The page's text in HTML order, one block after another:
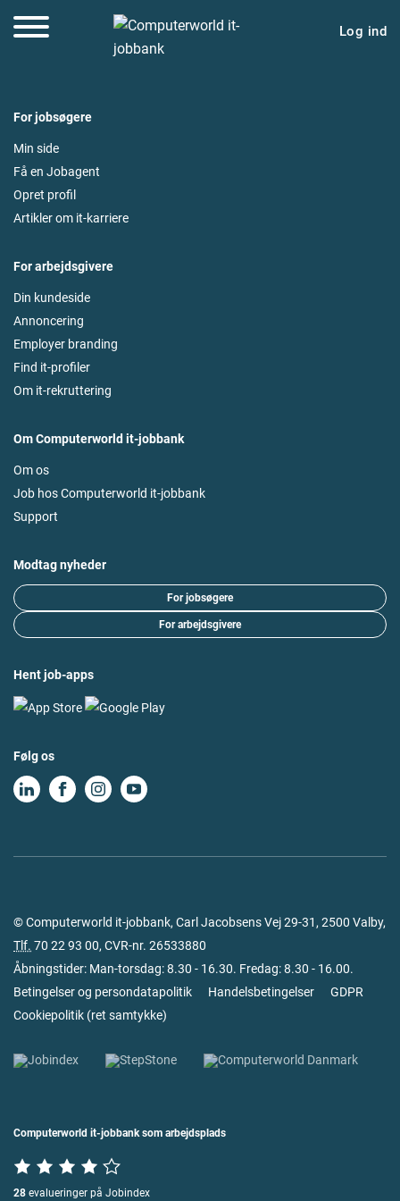
Log ind
For jobsøgere
Min side
Få en Jobagent
Opret profil
Artikler om it-karriere
For arbejdsgivere
Din kundeside
Annoncering
Employer branding
Find it-profiler
Om it-rekruttering
Om Computerworld it-jobbank
Om os
Job hos Computerworld it-jobbank
Support
Modtag nyheder
For jobsøgere
For arbejdsgivere
Hent job-apps
Følg os
© Computerworld it-jobbank, Carl Jacobsens Vej 29-31, 2500 Valby,
Tlf. 70 22 93 00, CVR-nr. 26533880
Åbningstider: Man-torsdag: 8.30 - 16.30. Fredag: 8.30 - 16.00.
Betingelser og persondatapolitik
Handelsbetingelser
GDPR
Cookiepolitik (ret samtykke)
Computerworld it-jobbank som arbejdsplads
28 evalueringer på Jobindex